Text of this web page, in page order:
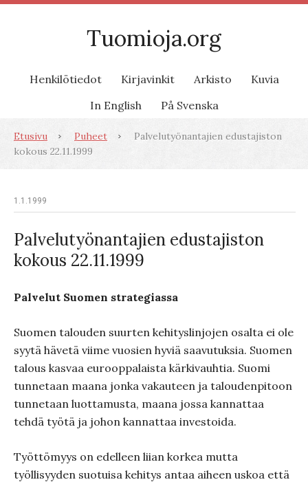
Tuomioja.org
Henkilötiedot Kirjavinkit Arkisto
Kuvia
In English
På Svenska
Etusivu Puheet
Palvelutyönantajien edustajiston
kokous 22.11.1999
1.1.1999
Palvelutyönantajien edustajiston
kokous 22.11.1999
Palvelut Suomen strategiassa
Suomen talouden suurten kehityslinjojen osalta ei ole
syytä hävetä viime vuosien hyviä saavutuksia. Suomen
talous kasvaa eurooppalaista kärkivauhtia. Suomi
tunnetaan maana jonka vakauteen ja taloudenpitoon
tunnetaan luottamusta, maana jossa kannattaa
tehdä työtä ja johon kannattaa investoida.
Työttömyys on edelleen liian korkea mutta
työllisyyden suotuisa kehitys antaa aiheen uskoa että